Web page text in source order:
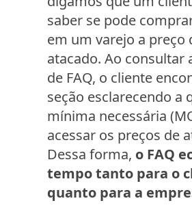
saber se pode
em um varejo a preço
atacado. Ao consultar
de FAQ, o cliente
seção esclarecendo a
mínima necessária
acessar os preços de
Dessa forma, o FAQ
tempo tanto para o
quanto para a